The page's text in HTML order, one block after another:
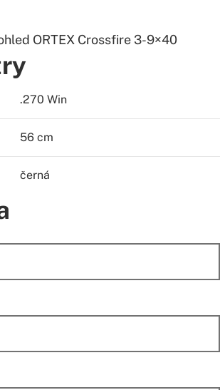
ORTEX Crossfire 3-9×40
.270 Win
56 cm
černá